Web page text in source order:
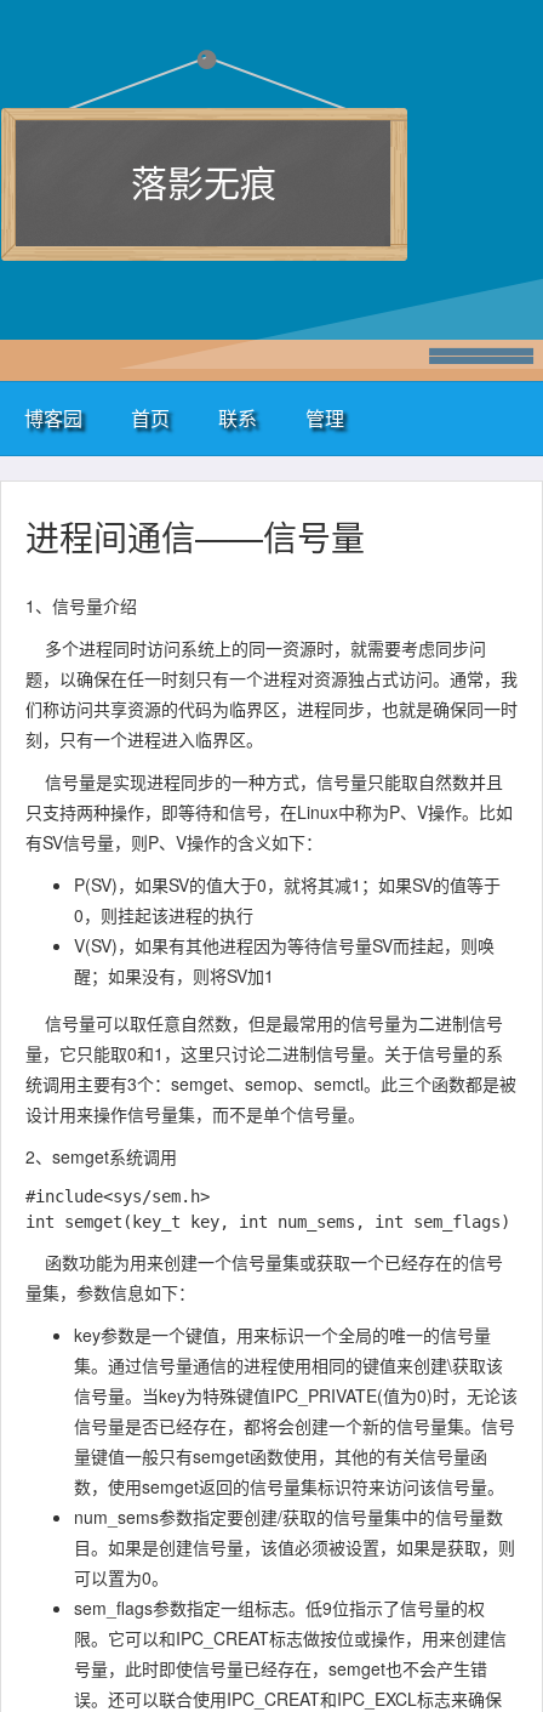
落影无痕
博客园 首页 联系 管理
进程间通信——信号量
1、信号量介绍
多个进程同时访问系统上的同一资源时，就需要考虑同步问
题，以确保在任一时刻只有一个进程对资源独占式访问。通常，我
们称访问共享资源的代码为临界区，进程同步，也就是确保同一时
刻，只有一个进程进入临界区。
信号量是实现进程同步的一种方式，信号量只能取自然数并且
只支持两种操作，即等待和信号，在Linux中称为P、V操作。比如
有SV信号量，则P、V操作的含义如下：
P(SV)，如果SV的值大于0，就将其减1；如果SV的值等于
0，则挂起该进程的执行
V(SV)，如果有其他进程因为等待信号量SV而挂起，则唤
醒；如果没有，则将SV加1
信号量可以取任意自然数，但是最常用的信号量为二进制信号
量，它只能取0和1，这里只讨论二进制信号量。关于信号量的系
统调用主要有3个：semget、semop、semctl。此三个函数都是被
设计用来操作信号量集，而不是单个信号量。
2、semget系统调用
#include<sys/sem.h>
int semget(key_t key, int num_sems, int sem_flags)
函数功能为用来创建一个信号量集或获取一个已经存在的信号
量集，参数信息如下：
key参数是一个键值，用来标识一个全局的唯一的信号量
集。通过信号量通信的进程使用相同的键值来创建\获取该
信号量。当key为特殊键值IPC_PRIVATE(值为0)时，无论该
信号量是否已经存在，都将会创建一个新的信号量集。信号
量键值一般只有semget函数使用，其他的有关信号量函
数，使用semget返回的信号量集标识符来访问该信号量。
num_sems参数指定要创建/获取的信号量集中的信号量数
目。如果是创建信号量，该值必须被设置，如果是获取，则
可以置为0。
sem_flags参数指定一组标志。低9位指示了信号量的权
限。它可以和IPC_CREAT标志做按位或操作，用来创建信
号量，此时即使信号量已经存在，semget也不会产生错
误。还可以联合使用IPC_CREAT和IPC_EXCL标志来确保